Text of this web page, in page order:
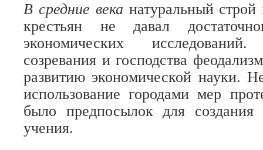
В средние века натуральный строй
крестьян не давал
экономических
созревания и господства
развитию экономической науки.
использование городами мер
было предпосылок для создания
учения.